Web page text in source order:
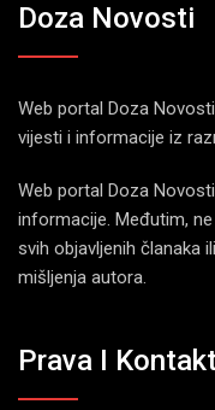
Doza Novosti
Web portal Doza
vijesti i informacije iz
Web portal Doza
informacije. Međutim,
svih objavljenih članaka
mišljenja autora.
Prava I